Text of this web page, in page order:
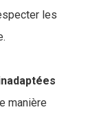
les
manière